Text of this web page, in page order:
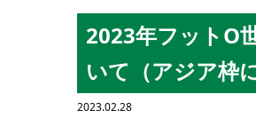
2023年フットO
いて（アジア枠
2023.02.28